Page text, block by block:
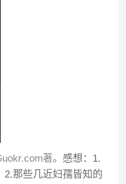
著。感想：1.
2.那些几近妇孺皆知的